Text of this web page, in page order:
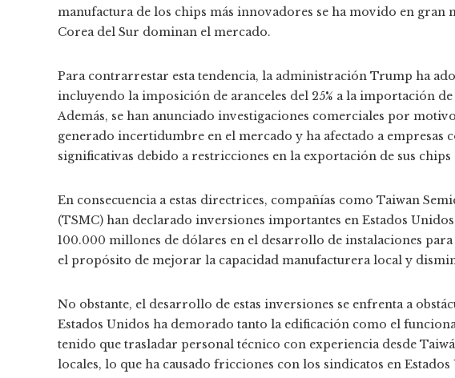
manufactura de los chips más innovadores se ha movido en gran
Corea del Sur dominan el mercado.
Para contrarrestar esta tendencia, la administración Trump ha
incluyendo la imposición de aranceles del 25% a la importación
Además, se han anunciado investigaciones comerciales por
generado incertidumbre en el mercado y ha afectado a
significativas debido a restricciones en la exportación de sus chips
En consecuencia a estas directrices, compañías como Taiwan
(TSMC) han declarado inversiones importantes en Estados
100.000 millones de dólares en el desarrollo de instalaciones
el propósito de mejorar la capacidad manufacturera local y
No obstante, el desarrollo de estas inversiones se enfrenta a
Estados Unidos ha demorado tanto la edificación como el
tenido que trasladar personal técnico con experiencia desde
locales, lo que ha causado fricciones con los sindicatos en Estados